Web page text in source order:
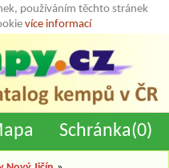
používáním těchto stránek
více informací
Schránka(0)